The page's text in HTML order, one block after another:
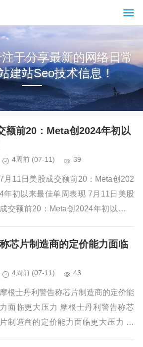
于分享最新的网络日常
建站Seo技术信息！
额前20：Meta创2024年初以
4周前 (07-11) 39
7月11日美股成交额前20：Meta创202
4年初以来最佳单周表现 7月11日美股
成交额前20：Meta创2024年初以来最
英伟达收高4.03%，成交307....
芯片制造商的定价能力面临
4周前 (07-11) 43
摩根士丹利警告称芯片制造商的定价能
力面临更大压力 摩根士丹利警告称芯
片制造商的定价能力面临更大压力